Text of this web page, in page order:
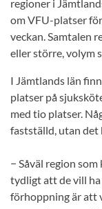
regioner i
om VFU-platser
veckan. Samtalen
eller större, volym
I Jämtlands län
platser på
med tio platser.
fastställd, utan det
− Såväl region
tydligt att de vill ha
förhoppning är att